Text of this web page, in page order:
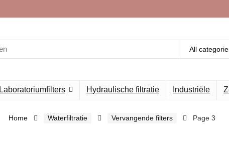
All
Laboratoriumfilters Hydraulische filtratie Industriële
Home Waterfiltratie Vervangende filters Page 3